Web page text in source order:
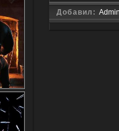
Добавил: